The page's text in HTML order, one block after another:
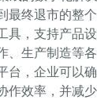
最终退市的整
具，支持产品设
、生产制造等
台，企业可以
作效率，并减